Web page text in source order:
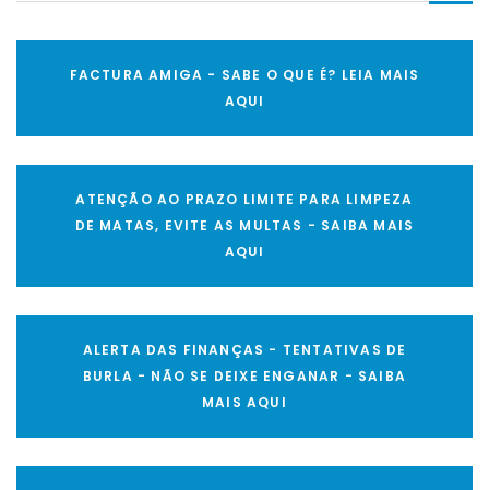
FACTURA AMIGA - SABE O QUE É? LEIA MAIS
AQUI
ATENÇÃO AO PRAZO LIMITE PARA LIMPEZA
DE MATAS, EVITE AS MULTAS - SAIBA MAIS
AQUI
ALERTA DAS FINANÇAS - TENTATIVAS DE
BURLA - NÃO SE DEIXE ENGANAR - SAIBA
MAIS AQUI